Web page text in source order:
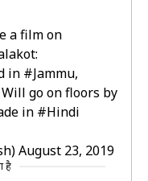
a film on
:
in #Jammu,
Will go on floors by
in #Hindi
August 23, 2019
है